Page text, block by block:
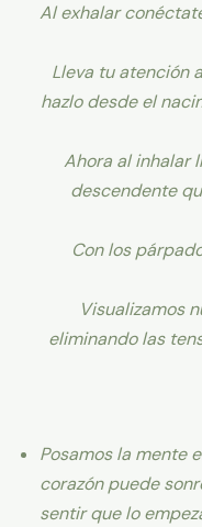
Al exhalar
Lleva tu atención
hazlo desde el
Ahora al inhalar
descendente
Con los
Visualizamos
eliminando las
Posamos la mente
corazón puede
sentir que lo